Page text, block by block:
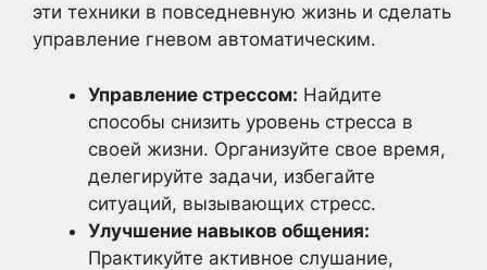
эти техники в повседневную жизнь и сделать
управление гневом автоматическим.
Управление стрессом: Найдите
способы снизить уровень стресса в
своей жизни. Организуйте свое время,
делегируйте задачи, избегайте
ситуаций, вызывающих стресс.
Улучшение навыков общения:
Практикуйте активное слушание,